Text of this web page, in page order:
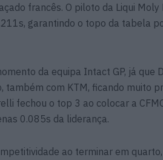
francês. O piloto da Liqui
garantindo o topo da tabela
da equipa Intact GP, já que
também com KTM, ficando muito
fechou o top 3 ao colocar a
0.085s da liderança.
ao terminar em